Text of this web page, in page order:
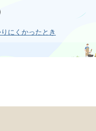
にくかったとき